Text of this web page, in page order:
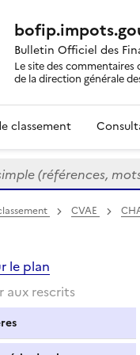
Bulletin Officiel des
Le site des
de la direction générale
classement
(références, mots
CVAE
le plan
aux rescrits